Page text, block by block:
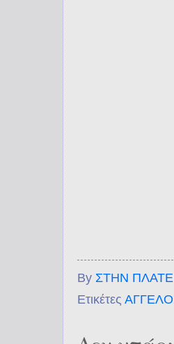
By ΣΤΗΝ
Ετικέτες